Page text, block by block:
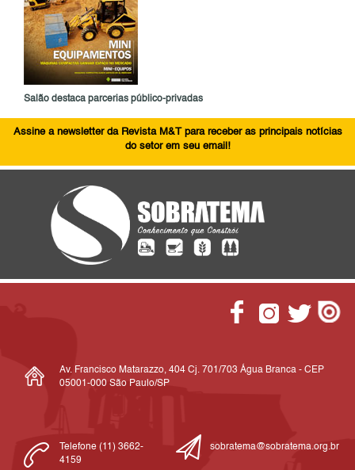
Salão destaca parcerias público-privadas
Assine a newsletter da Revista M&T para receber as principais notícias
do setor em seu email!
Av. Francisco Matarazzo, 404 Cj. 701/703 Água Branca - CEP
05001-000 São Paulo/SP
Telefone (11) 3662-
4159
sobratema@sobratema.org.br